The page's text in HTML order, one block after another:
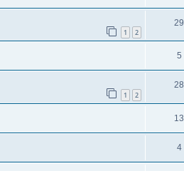
1 2
29
5
1 2
28
13
4